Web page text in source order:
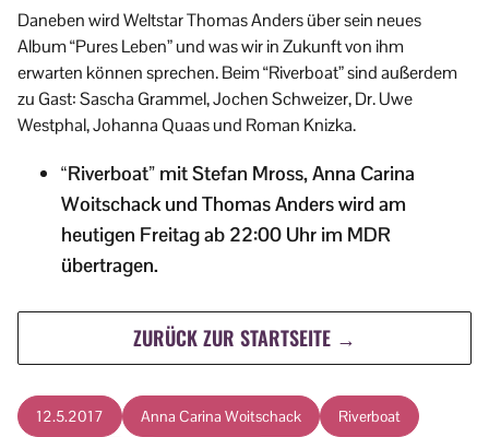
Daneben wird Weltstar Thomas Anders über sein neues
Album “Pures Leben” und was wir in Zukunft von ihm
erwarten können sprechen. Beim “Riverboat” sind außerdem
zu Gast: Sascha Grammel, Jochen Schweizer, Dr. Uwe
Westphal, Johanna Quaas und Roman Knizka.
“Riverboat” mit Stefan Mross, Anna Carina
Woitschack und Thomas Anders wird am
heutigen Freitag ab 22:00 Uhr im MDR
übertragen.
ZURÜCK ZUR STARTSEITE →
12.5.2017 Anna Carina Woitschack Riverboat